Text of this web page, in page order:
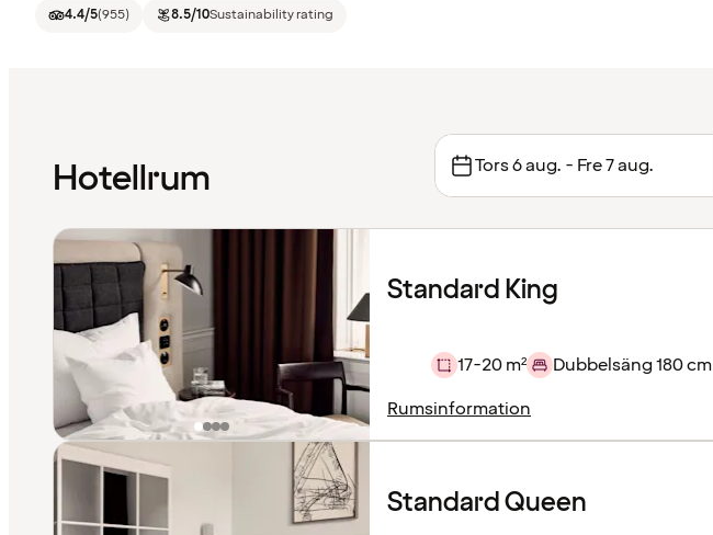
4.4/5(955) 8.5/10Sustainability rating
Hotellrum Tors 6 aug. - Fre 7 aug.
Standard King
17-20 m²
Dubbelsäng 180 cm
Rumsinformation
Standard Queen